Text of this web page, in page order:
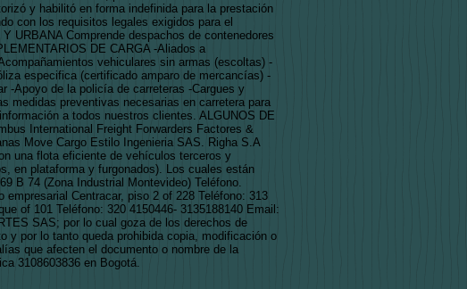
y habilitó en forma indefinida para la prestación
con los requisitos legales exigidos para el
URBANA Comprende despachos de contenedores
DE CARGA -Aliados a
vehiculares sin armas (escoltas) -
especifica (certificado amparo de mercancías) -
-Apoyo de la policía de carreteras -Cargues y
medidas preventivas necesarias en carretera para
a todos nuestros clientes. ALGUNOS DE
International Freight Forwarders Factores &
Move Cargo Estilo Ingenieria SAS. Righa S.A
una flota eficiente de vehículos terceros y
en plataforma y furgonados). Los cuales están
B 74 (Zona Industrial Montevideo) Teléfono.
Centracar, piso 2 of 228 Teléfono: 313
of 101 Teléfono: 320 4150446- 3135188140 Email:
SAS; por lo cual goza de los derechos de
y por lo tanto queda prohibida copia, modificación o
que afecten el documento o nombre de la
3108603836 en Bogotá.